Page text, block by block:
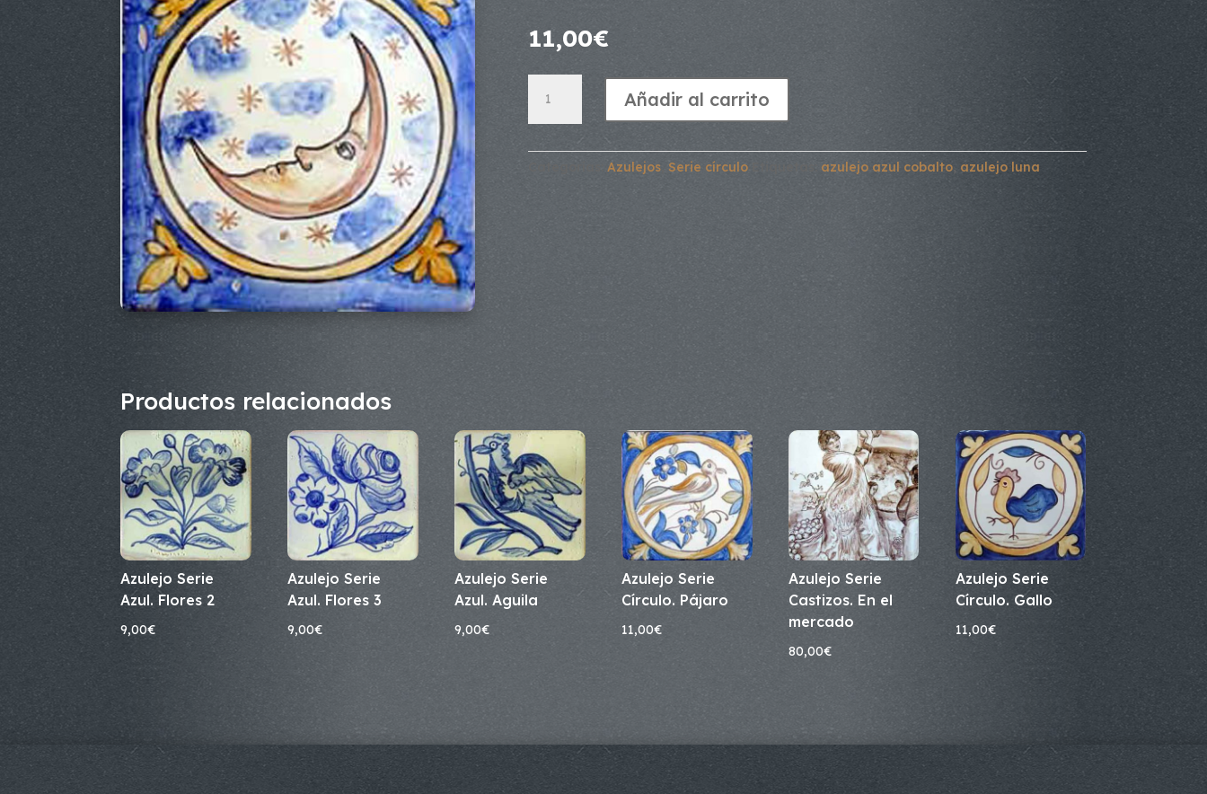
11,00€
Serie
Círculo.
Añadir al carrito
Categorías:Azulejos Serie círculo azulejo azul cobalto, azulejo luna
Productos relacionados
Azulejo Serie
Azul. Flores 2
9,00€
Azulejo Serie
Azul. Flores 3
9,00€
Azulejo Serie
Azul. Aguila
9,00€
Azulejo Serie
Círculo. Pájaro
11,00€
Azulejo Serie
Castizos. En el
mercado
80,00€
Azulejo Serie
Círculo. Gallo
11,00€